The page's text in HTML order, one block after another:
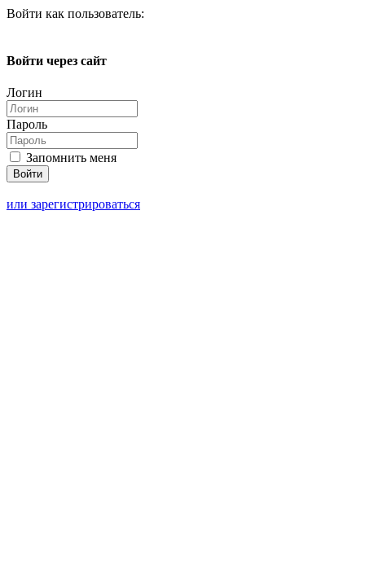
Войти как пользователь:
Войти через сайт
Логин
Пароль
Запомнить меня
или зарегистрироваться